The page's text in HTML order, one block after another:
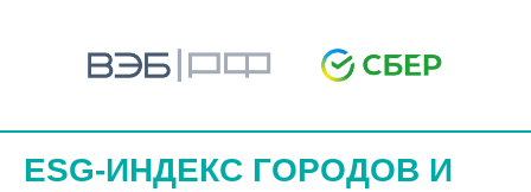
ESG-ИНДЕКС ГОРОДОВ И